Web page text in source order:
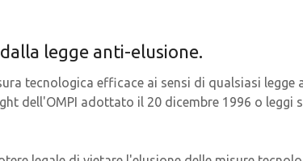
legge anti-elusione.
tecnologica efficace ai sensi di qualsiasi legge
dell'OMPI adottato il 20 dicembre 1996 o leggi